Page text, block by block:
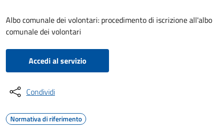
Albo comunale dei volontari: procedimento di iscrizione all'albo
comunale dei volontari
Accedi al servizio
Condividi
Normativa di riferimento